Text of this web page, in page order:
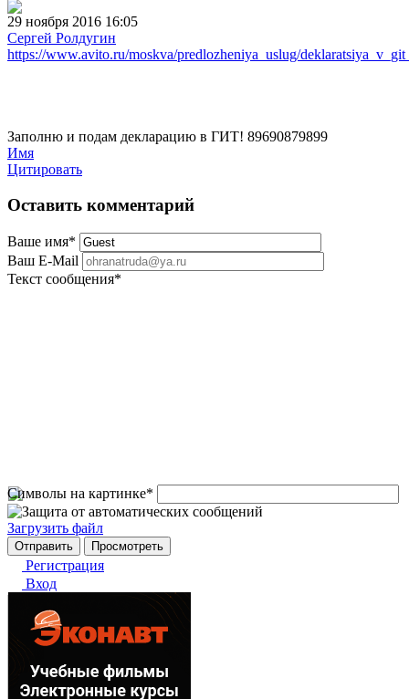
29 ноября 2016 16:05
Сергей Ролдугин
https://www.avito.ru/moskva/predlozheniya_uslug/
Заполню и подам декларацию в ГИТ! 89690879899
Имя
Цитировать
Оставить комментарий
Ваше имя*
Ваш E-Mail
Текст сообщения*
Символы на картинке*
Загрузить файл
Регистрация
Вход